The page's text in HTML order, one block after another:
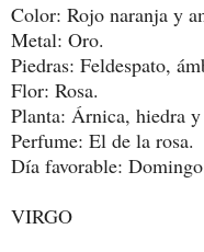
Color: Rojo naranja y
Metal: Oro.
Piedras: Feldespato,
Flor: Rosa.
Planta: Árnica, hiedra y
Perfume: El de la rosa.
Día favorable:
VIRGO